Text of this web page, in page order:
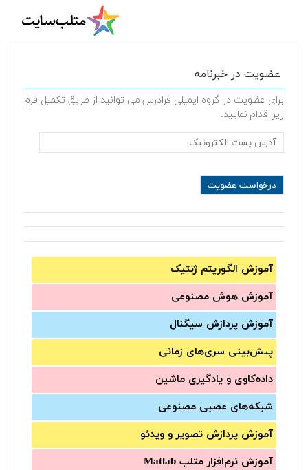
عضویت در خبرنامه
برای عضویت در گروه ایمیلی فرادرس می توانید از طریق تکمیل فرم
زیر اقدام نمایید.
آموزش الگوریتم ژنتیک
آموزش‌ هوش مصنوعی
آموزش‌ پردازش سیگنال
پیش‌‌بینی سری‌‌های زمانی
داده‌کاوی و یادگیری ماشین
شبکه‌های عصبی مصنوعی
آموزش‌ پردازش تصویر و ویدئو
آموزش‌ نرم‌افزار متلب Matlab